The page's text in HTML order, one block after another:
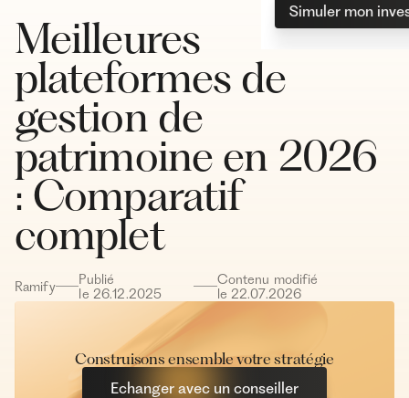
Simuler mon
Meilleures
plateformes de
gestion de
patrimoine en 2026
: Comparatif
complet
Ramify
Publié
le 26.12.2025
Contenu modifié
le 22.07.2026
Construisons ensemble votre stratégie
Echanger avec un conseiller